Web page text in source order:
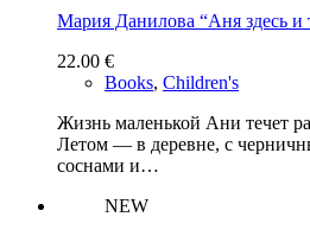
Мария Данилова “Аня здесь и
22.00 €
Books, Children's
Жизнь маленькой Ани течет
Летом — в деревне, с
соснами и…
NEW